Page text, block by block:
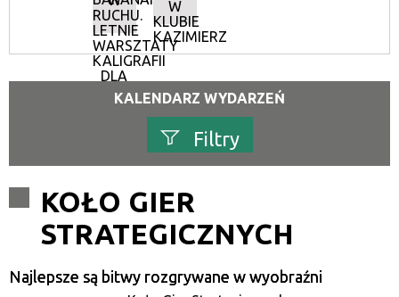
RUCHU.
LETNIE
WARSZTATY
KALIGRAFII
DLA
DOROSŁYCH
W
KLUBIE
KAZIMIERZ
KALENDARZ WYDARZEŃ
Filtry
Kategoria
Trwające w zakresie
KOŁO GIER
STRATEGICZNYCH
Najlepsze są bitwy rozgrywane w wyobraźni